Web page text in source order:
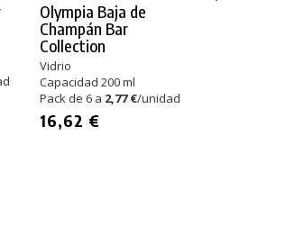
Olympia Baja de
Champán Bar
Collection
Vidrio
Capacidad 200 ml
Pack de 6 a 2,77 €/unidad
16,62 €